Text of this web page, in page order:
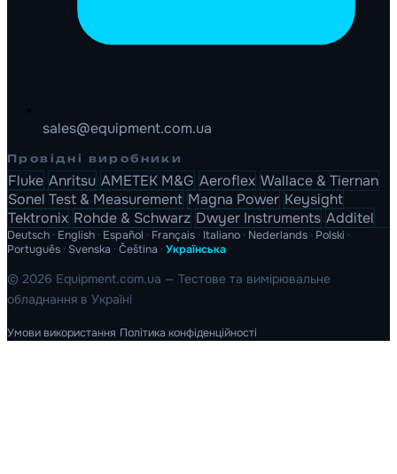
sales@equipment.com.ua
Провідні виробники
Fluke Anritsu AMETEK M&G Aeroflex Wallace & Tiernan
Sonel Test & Measurement Magna Power Keysight
Tektronix Rohde & Schwarz Dwyer Instruments Additel
Deutsch · English · Español · Français · Italiano · Nederlands · Polski ·
Português · Svenska · Čeština · Українська
© 2026 Equipment.com.ua — Тестове та вимірювальне
обладнання в Україні
Умови використання Політика конфіденційності